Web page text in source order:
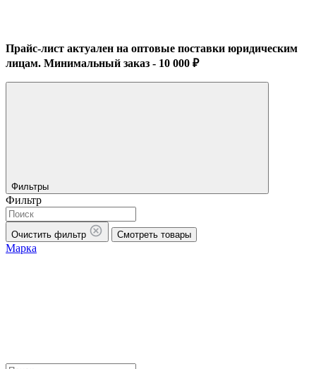
Прайс-лист актуален на оптовые поставки юридическим
лицам. Минимальный заказ - 10 000 ₽
Фильтры
Фильтр
Очистить фильтр Смотреть товары
Марка